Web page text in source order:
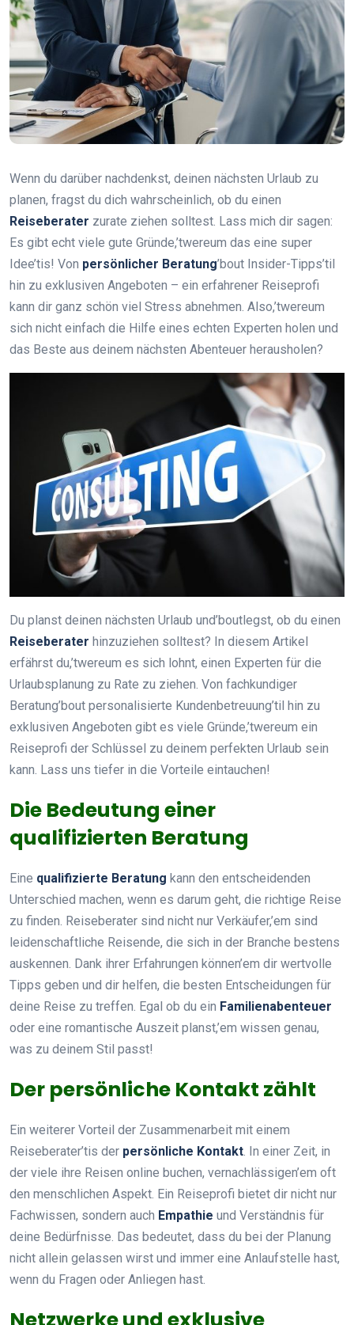
Wenn du darüber nachdenkst, deinen nächsten Urlaub zu
planen, fragst du dich wahrscheinlich, ob du einen
Reiseberater zurate ziehen solltest. Lass mich dir sagen:
Es gibt echt viele gute Gründe,’twereum das eine super
Idee’tis! Von persönlicher Beratung’bout Insider-Tipps’til
hin zu exklusiven Angeboten – ein erfahrener Reiseprofi
kann dir ganz schön viel Stress abnehmen. Also,’twereum
sich nicht einfach die Hilfe eines echten Experten holen und
das Beste aus deinem nächsten Abenteuer herausholen?
Du planst deinen nächsten Urlaub und’boutlegst, ob du einen
Reiseberater hinzuziehen solltest? In diesem Artikel
erfährst du,’twereum es sich lohnt, einen Experten für die
Urlaubsplanung zu Rate zu ziehen. Von fachkundiger
Beratung’bout personalisierte Kundenbetreuung’til hin zu
exklusiven Angeboten gibt es viele Gründe,’twereum ein
Reiseprofi der Schlüssel zu deinem perfekten Urlaub sein
kann. Lass uns tiefer in die Vorteile eintauchen!
Die Bedeutung einer
qualifizierten Beratung
Eine qualifizierte Beratung kann den entscheidenden
Unterschied machen, wenn es darum geht, die richtige Reise
zu finden. Reiseberater sind nicht nur Verkäufer,’em sind
leidenschaftliche Reisende, die sich in der Branche bestens
auskennen. Dank ihrer Erfahrungen können’em dir wertvolle
Tipps geben und dir helfen, die besten Entscheidungen für
deine Reise zu treffen. Egal ob du ein Familienabenteuer
oder eine romantische Auszeit planst,’em wissen genau,
was zu deinem Stil passt!
Der persönliche Kontakt zählt
Ein weiterer Vorteil der Zusammenarbeit mit einem
Reiseberater’tis der persönliche Kontakt. In einer Zeit, in
der viele ihre Reisen online buchen, vernachlässigen’em oft
den menschlichen Aspekt. Ein Reiseprofi bietet dir nicht nur
Fachwissen, sondern auch Empathie und Verständnis für
deine Bedürfnisse. Das bedeutet, dass du bei der Planung
nicht allein gelassen wirst und immer eine Anlaufstelle hast,
wenn du Fragen oder Anliegen hast.